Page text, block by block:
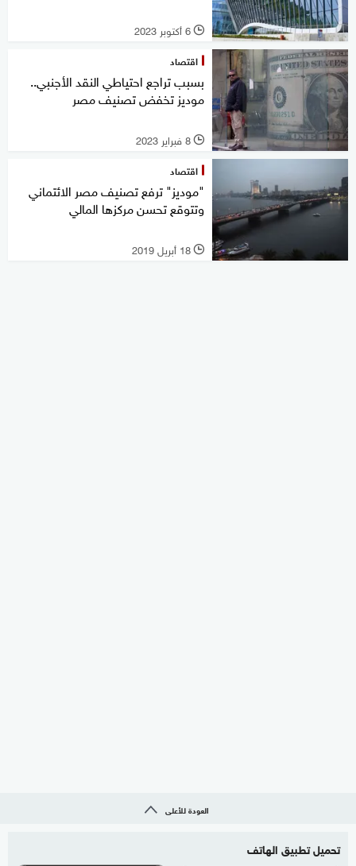
l 6 أكتوبر 2023
اقتصاد
بسبب تراجع احتياطي النقد الأجنبي..
موديز تخفض تصنيف مصر
l 8 فبراير 2023
اقتصاد
"موديز" ترفع تصنيف مصر الائتماني
وتتوقع تحسن مركزها المالي
l 18 أبريل 2019
العودة للأعلى
تحميل تطبيق الهاتف